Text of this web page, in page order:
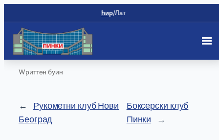
ћир/Лат
Wриттен бyин
←
Рукометни клуб Нови
Београд
Боксерски клуб
Пинки
→